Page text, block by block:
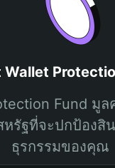
Wallet
Fund มู
หรัฐที่จะปกป้องสิ
ธุรกรรมของคุณ